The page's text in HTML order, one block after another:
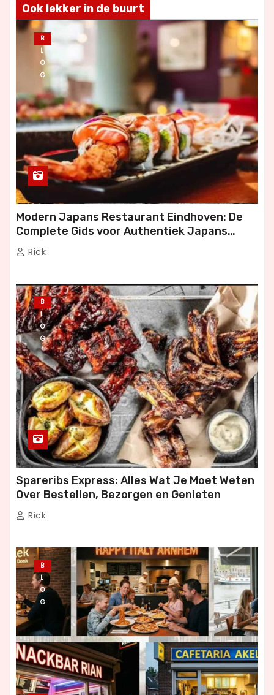
Ook lekker in de buurt
B
L
O
G
Modern Japans Restaurant Eindhoven: De
Complete Gids voor Authentiek Japans
Dineren
Rick
B
L
O
G
Spareribs Express: Alles Wat Je Moet Weten
Over Bestellen, Bezorgen en Genieten
Rick
B
L
O
G